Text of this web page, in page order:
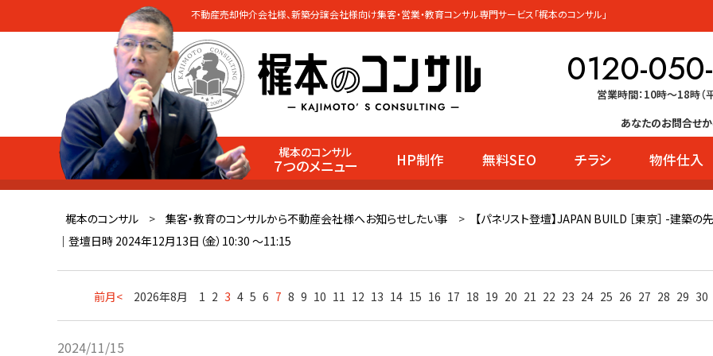
不動産売却仲介会社様、新築分譲会社様向け集客・営業・教育コンサル専門サービス「梶本のコンサル」
0120-
営業時間：10時〜18時（
あなたのお問合せか
梶本のコンサル
７つのメニュー HP制作 無料SEO チラシ 物件仕入
梶本のコンサル > 集客・教育のコンサルから不動産会社様へお知らせしたい事 >
【パネリスト登壇】JAPAN BUILD ［東京］ -建築の
｜登壇日時 2024年12月13日（金）10:30 ～11:15
前月< 2026年8月 1 2 3 4 5 6 7 8 9 10 11 12 13 14 15 16 17 18 19 20 21 22 23 24 25 26 27 28 29 30
2024/11/15